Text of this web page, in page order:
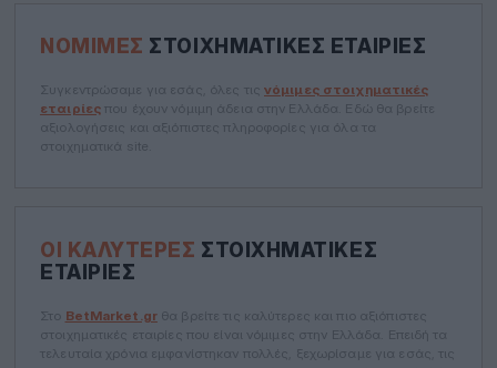
ΝΌΜΙΜΕΣ ΣΤΟΙΧΗΜΑΤΙΚΈΣ ΕΤΑΙΡΊΕΣ
Συγκεντρώσαμε για εσάς, όλες τις νόμιμες στοιχηματικές
εταιρίες που έχουν νόμιμη άδεια στην Ελλάδα. Εδώ θα βρείτε
αξιολογήσεις και αξιόπιστες πληροφορίες για όλα τα
στοιχηματικά site.
ΟΙ ΚΑΛΎΤΕΡΕΣ ΣΤΟΙΧΗΜΑΤΙΚΈΣ
ΕΤΑΙΡΊΕΣ
Στο BetMarket.grθα βρείτε τις καλύτερες και πιο αξιόπιστες
στοιχηματικές εταιρίες που είναι νόμιμες στην Ελλάδα. Επειδή τα
τελευταία χρόνια εμφανίστηκαν πολλές, ξεχωρίσαμε για εσάς, τις